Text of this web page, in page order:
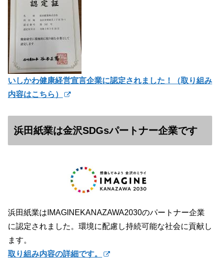
いしかわ健康経営宣言企業に認定されました！（取り組み
内容はこちら）
浜田紙業は金沢SDGsパートナー企業です
浜田紙業はIMAGINEKANAZAWA2030のパートナー企業
に認定されました。環境に配慮し持続可能な社会に貢献し
ます。
取り組み内容の詳細です。